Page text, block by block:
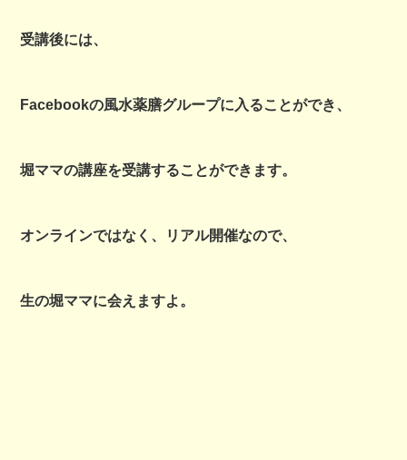
受講後には、
Facebookの風水薬膳グループに入ることができ、
堀ママの講座を受講することができます。
オンラインではなく、リアル開催なので、
生の堀ママに会えますよ。